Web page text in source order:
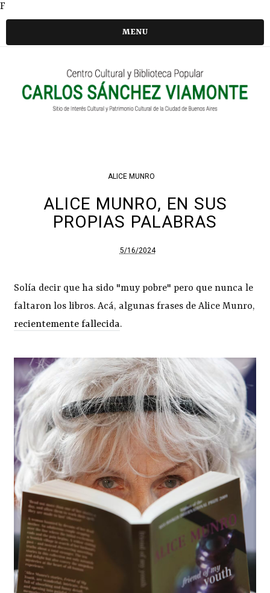
F
MENU
ALICE MUNRO
ALICE MUNRO, EN SUS
PROPIAS PALABRAS
5/16/2024
Solía decir que ha sido "muy pobre" pero que nunca le
faltaron los libros. Acá, algunas frases de Alice Munro,
recientemente fallecida.